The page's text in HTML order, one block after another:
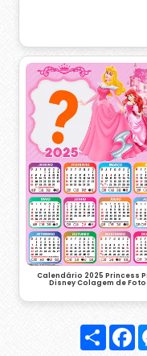
Calendário 2025 Princess
Disney Colagem de Foto